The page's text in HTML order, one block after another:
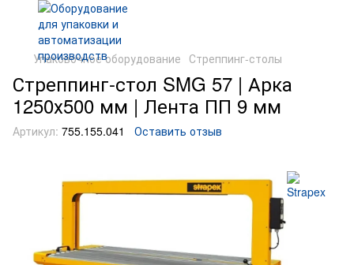
Упаковочное оборудование Стреппинг-столы
Стреппинг-стол SMG 57 | Арка
1250х500 мм | Лента ПП 9 мм
Артикул: 755.155.041 Оставить отзыв